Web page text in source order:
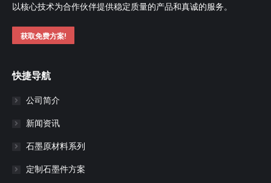
以核心技术为合作伙伴提供稳定质量的产品和真诚的服务。
获取免费方案!
快捷导航
公司简介
新闻资讯
石墨原材料系列
定制石墨件方案